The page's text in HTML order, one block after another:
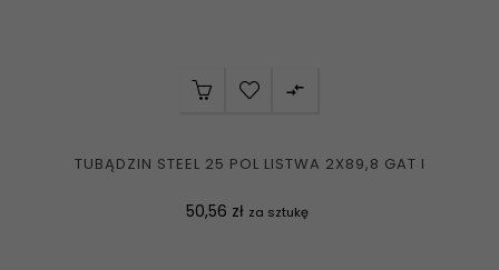

TUBĄDZIN STEEL 25 POL LISTWA 2X89,8 GAT I
Cena
50,56 zł za sztukę